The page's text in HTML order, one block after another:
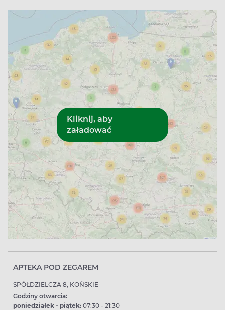
APTEKA POD ZEGAREM
SPÓŁDZIELCZA 8, KOŃSKIE
Godziny otwarcia:
poniedziałek - piątek: 07:30 - 21:30